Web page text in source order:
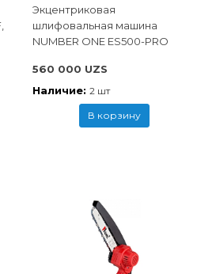
Экцентриковая
шлифовальная машина
NUMBER ONE ES500-PRO
560 000 UZS
Наличие: 2 шт
В корзину